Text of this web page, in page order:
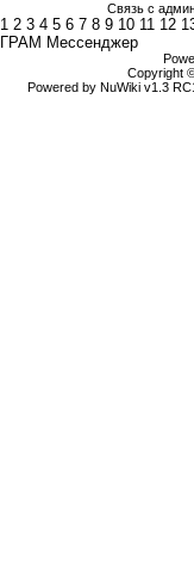
Связь с
1 2 3 4 5 6 7 8 9 10 11 12
ГРАМ Мессенджер
Copyright
Powered by NuWiki v1.3